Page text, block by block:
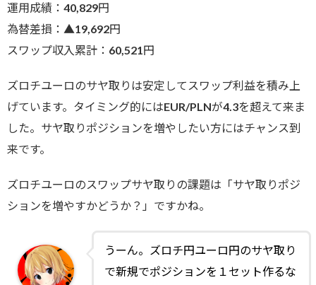
運用成績：40,829円
為替差損：▲19,692円
スワップ収入累計：60,521円
ズロチユーロのサヤ取りは安定してスワップ利益を積み上
げています。タイミング的にはEUR/PLNが4.3を超えて来ま
した。サヤ取りポジションを増やしたい方にはチャンス到
来です。
ズロチユーロのスワップサヤ取りの課題は「サヤ取りポジ
ションを増やすかどうか？」ですかね。
うーん。ズロチ円ユーロ円のサヤ取り
で新規でポジションを１セット作るな